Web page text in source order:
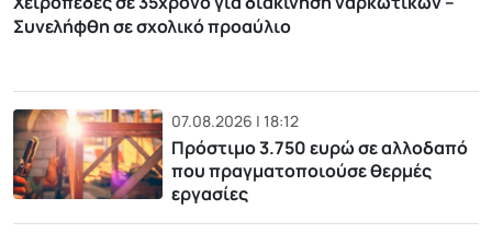
Συνελήφθη σε σχολικό προαύλιο
07.08.2026 | 18:12
Πρόστιμο 3.750 ευρώ σε αλλοδαπό
που πραγματοποιούσε θερμές
εργασίες